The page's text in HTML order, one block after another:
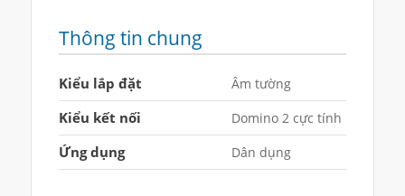
Thông tin chung
Kiểu lắp đặt Âm tường
Kiểu kết nối Domino 2 cực tính
Ứng dụng Dân dụng